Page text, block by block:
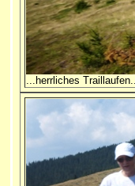
...herrliches Traillaufen...